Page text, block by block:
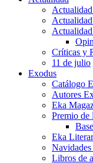
Críticas y
11 de julio
Exodus
Catálogo
Autores
Eka
Premio de
Eka
Libros de